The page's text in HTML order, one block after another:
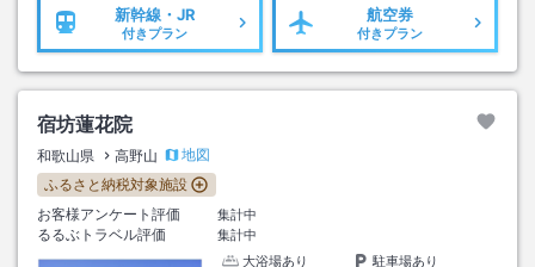
新幹線・JR
付きプラン
航空券
付きプラン
宿坊蓮花院
和歌山県 高野山
地図
ふるさと納税対象施設
お客様アンケート評価
集計中
るるぶトラベル評価
集計中
大浴場あり
駐車場あり